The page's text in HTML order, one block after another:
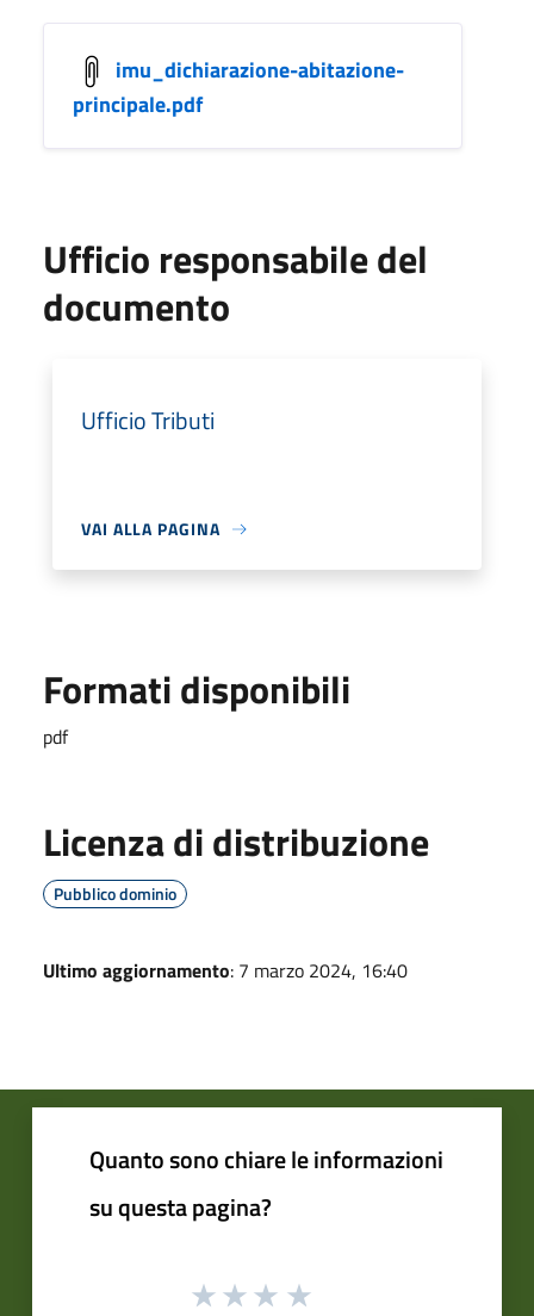
imu_dichiarazione-abitazione-
principale.pdf
Ufficio responsabile del
documento
Ufficio Tributi
VAI ALLA PAGINA
Formati disponibili
pdf
Licenza di distribuzione
Pubblico dominio
Ultimo aggiornamento: 7 marzo 2024, 16:40
Quanto sono chiare le informazioni
su questa pagina?